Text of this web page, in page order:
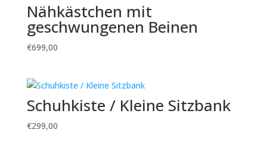
Nähkästchen mit
geschwungenen Beinen
€699,00
Schuhkiste / Kleine Sitzbank
€299,00